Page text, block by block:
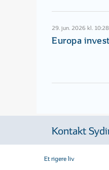
29. jun. 2026 kl. 10:28
Europa
Kontakt
Et rigere liv